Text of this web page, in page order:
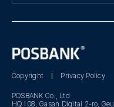
Copyright Privacy Policy
POSBANK Co., Ltd
HQ I 08, Gasan Digital 2-ro,